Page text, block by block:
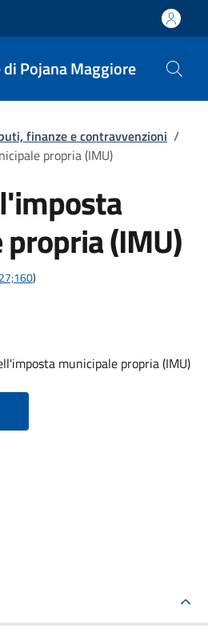
di Pojana Maggiore
finanze e contravvenzioni /
propria (IMU)
(IMU)
)
municipale propria (IMU)